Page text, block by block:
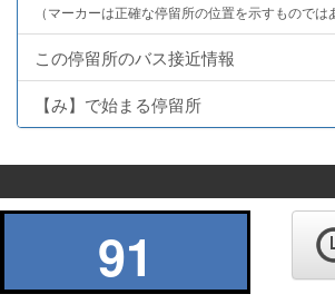
（マーカーは正確な停留所の位置を示すものでは
この停留所のバス接近情報
【み】で始まる停留所
の
91